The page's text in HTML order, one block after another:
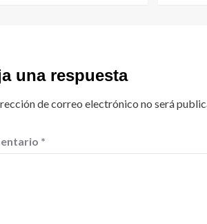
una respuesta
de correo electrónico no será
*